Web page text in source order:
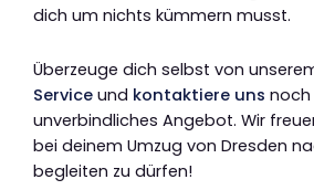
dich um nichts kümmern musst.
Überzeuge dich selbst von
Service und kontaktiere uns noch
unverbindliches Angebot. Wir
bei deinem Umzug von Dresden
begleiten zu dürfen!